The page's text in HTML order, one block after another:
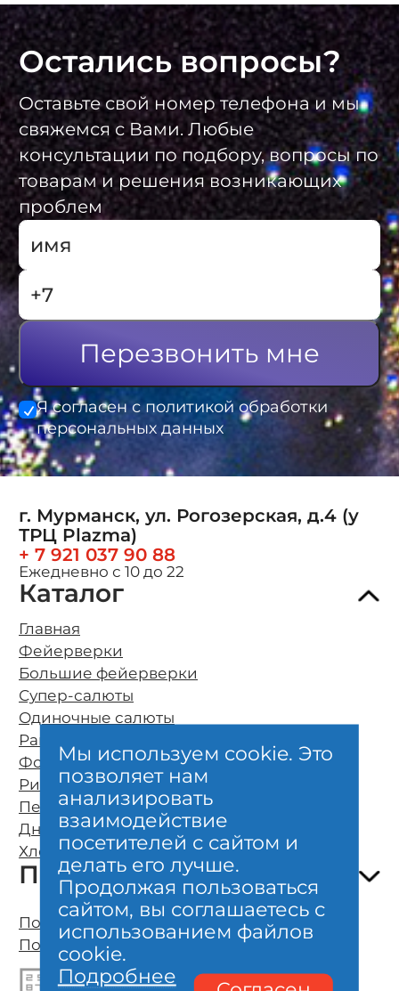
Остались вопросы?
Оставьте свой номер телефона и мы
свяжемся с Вами. Любые
консультации по подбору, вопросы по
товарам и решения возникающих
проблем
Перезвонить мне
Я согласен с политикой обработки
персональных данных
г. Мурманск, ул. Рогозерская, д.4 (у
ТРЦ Plazma)
+ 7 921 037 90 88
Ежедневно с 10 до 22
Каталог
Главная
Фейерверки
Большие фейерверки
Супер-салюты
Одиночные салюты
Ракеты
Фонтаны
Римские свечи
Петарды
Дневные фейерверки
Хлопушки и бенгальские свечи
Покупателям
О компании
Оплата и бесплатная доставка
Возврат и обмен
Безопасность
Гарантии качества
Отзывы клиентов
Полезно знать о фейерверках
Организация фейерверк шоу
Личный кабинет, карта
Акции, новости, сертификаты
Политика конфиденциальности
Пользовательское соглашение
Мы используем cookie. Это
позволяет нам
анализировать
взаимодействие
посетителей с сайтом и
делать его лучше.
Продолжая пользоваться
сайтом, вы соглашаетесь с
использованием файлов
cookie.
Подробнее